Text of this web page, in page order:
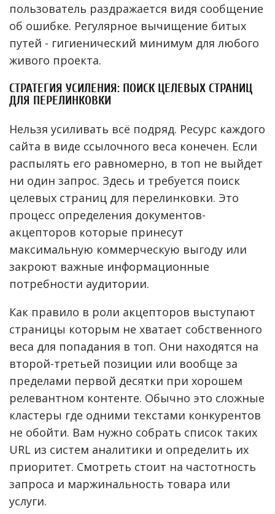
пользователь раздражается видя сообщение
об ошибке. Регулярное вычищение битых
путей - гигиенический минимум для любого
живого проекта.
СТРАТЕГИЯ УСИЛЕНИЯ: ПОИСК ЦЕЛЕВЫХ СТРАНИЦ
ДЛЯ ПЕРЕЛИНКОВКИ
Нельзя усиливать всё подряд. Ресурс каждого
сайта в виде ссылочного веса конечен. Если
распылять его равномерно, в топ не выйдет
ни один запрос. Здесь и требуется поиск
целевых страниц для перелинковки. Это
процесс определения документов-
акцепторов которые принесут
максимальную коммерческую выгоду или
закроют важные информационные
потребности аудитории.
Как правило в роли акцепторов выступают
страницы которым не хватает собственного
веса для попадания в топ. Они находятся на
второй-третьей позиции или вообще за
пределами первой десятки при хорошем
релевантном контенте. Обычно это сложные
кластеры где одними текстами конкурентов
не обойти. Вам нужно собрать список таких
URL из систем аналитики и определить их
приоритет. Смотреть стоит на частотность
запроса и маржинальность товара или
услуги.